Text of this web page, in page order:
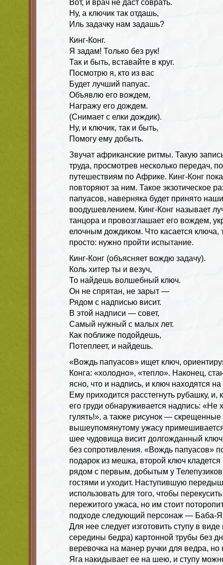
Вот, и врач не даст соврать.
Ну, а ключик так отдашь,
Иль задачку нам задашь?
Кинг-Конг.
Я задам! Только без рук!
Так и быть, вставайте в круг.
Посмотрю я, кто из вас
Будет лучший папуас.
Объявлю его вождем,
Награжу его дождем.
(Снимает с елки дождик).
Ну, и ключик, так и быть,
Помогу ему добыть.
Звучат африканские ритмы. Такую
труда, просмотрев несколько передач,
путешествиям по Африке. Кинг-Конг
повторяют за ним. Такое экзотическое
папуасов, наверняка будет принято
воодушевлением. Кинг-Конг называет
танцора и провозглашает его вождем,
елочным дождиком. Что касается ключа,
просто: нужно пройти испытание.
Кинг-Конг (объясняет вождю задачу).
Коль хитер ты и везуч,
То найдешь волшебный ключ.
Он не спрятан, не зарыт —
Рядом с надписью висит.
В этой надписи — совет,
Самый нужный с малых лет.
Как поближе подойдешь,
Потеплеет, и найдешь.
«Вождь папуасов» ищет ключ,
Конга: «холодно», «тепло». Наконец,
ясно, что и надпись, и ключ находятся
Ему приходится расстегнуть рубашку,
его груди обнаруживается надпись: «Не
гулять!», а также рисунок — скрещенные
вышеупомянутому ужасу
шее чудовища висит долгожданный
без сопротивления. «Вождь папуасов»
подарок из мешка, второй ключ
рядом с первым, добытым у
гостями и уходит. Наступившую
использовать для того, чтобы
пережитого ужаса, но им стоит
подходе следующий персонаж — Баба-
Для нее следует изготовить ступу в
середины бедра) картонной трубы без
веревочка на манер ручки для ведра,
Яга накидывает ее на шею, и ступу